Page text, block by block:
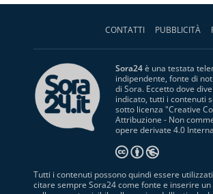
CONTATTI PUBBLICITÀ
Sora24è una testata
indipendente, fonte di
di Sora. Eccetto dove
indicato, tutti i contenuti
sotto licenza "Creative
Attribuzione - Non
opere derivate 4.0
Tutti i contenuti possono quindi essere
citare sempre Sora24 come fonte e inserire un